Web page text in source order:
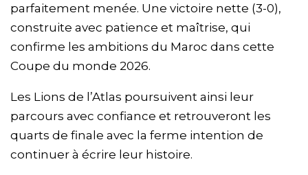
parfaitement menée. Une victoire nette (3-0),
construite avec patience et maîtrise, qui
confirme les ambitions du Maroc dans cette
Coupe du monde 2026.
Les Lions de l’Atlas poursuivent ainsi leur
parcours avec confiance et retrouveront les
quarts de finale avec la ferme intention de
continuer à écrire leur histoire.